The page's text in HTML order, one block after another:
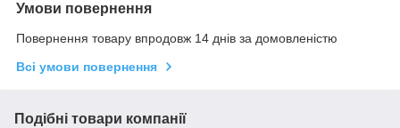
Умови повернення
Повернення товару впродовж 14 днів за домовленістю
Всі умови повернення
Подібні товари компанії